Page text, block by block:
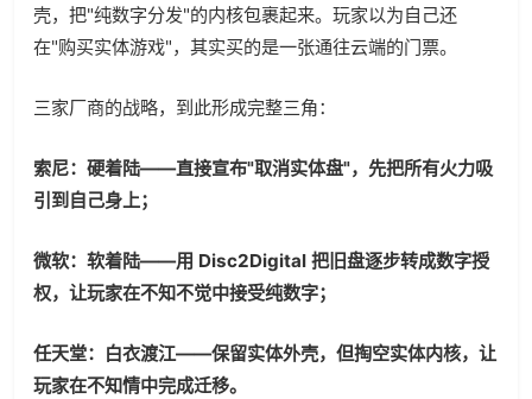
壳，把"纯数字分发"的内核包裹起来。玩家以为自己还
在"购买实体游戏"，其实买的是一张通往云端的门票。
三家厂商的战略，到此形成完整三角：
索尼：硬着陆——直接宣布"取消实体盘"，先把所有火力吸
引到自己身上；
微软：软着陆——用 Disc2Digital 把旧盘逐步转成数字授
权，让玩家在不知不觉中接受纯数字；
任天堂：白衣渡江——保留实体外壳，但掏空实体内核，让
玩家在不知情中完成迁移。